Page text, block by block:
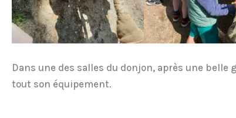
Dans une des salles du donjon, après une
tout son équipement.